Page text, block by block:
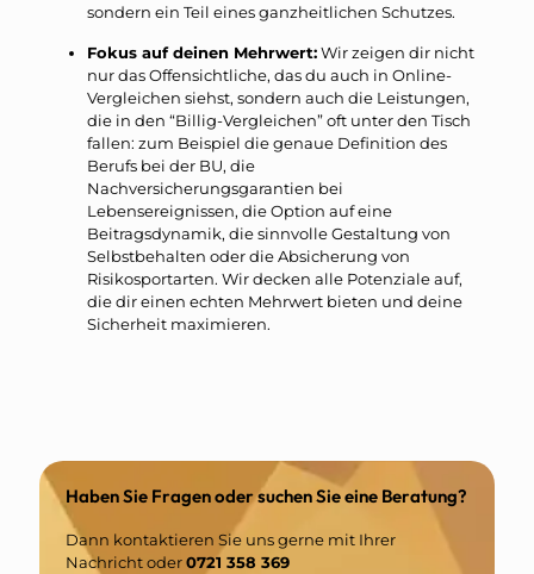
sondern ein Teil eines ganzheitlichen Schutzes.
Fokus auf deinen Mehrwert:Wir zeigen dir nicht
nur das Offensichtliche, das du auch in Online-
Vergleichen siehst, sondern auch die Leistungen,
die in den “Billig-Vergleichen” oft unter den Tisch
fallen: zum Beispiel die genaue Definition des
Berufs bei der BU, die
Nachversicherungsgarantien bei
Lebensereignissen, die Option auf eine
Beitragsdynamik, die sinnvolle Gestaltung von
Selbstbehalten oder die Absicherung von
Risikosportarten. Wir decken alle Potenziale auf,
die dir einen echten Mehrwert bieten und deine
Sicherheit maximieren.
Haben Sie Fragen oder suchen Sie eine Beratung?
Dann kontaktieren Sie uns gerne mit Ihrer
Nachricht oder0721 358 369